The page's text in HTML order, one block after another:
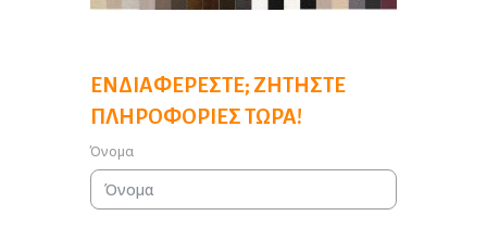
ΕΝΔΙΑΦΈΡΕΣΤΕ; ΖΗΤΉΣΤΕ
ΠΛΗΡΟΦΟΡΊΕΣ ΤΏΡΑ!
Όνομα